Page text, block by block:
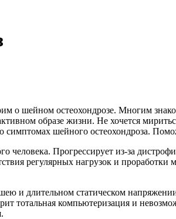
о шейном остеохондрозе. Многим
образе жизни. Не хочется
симптомах шейного остеохондроза.
человека. Прогрессирует из-за
регулярных нагрузок и
и длительном статическом
тотальная компьютеризация и